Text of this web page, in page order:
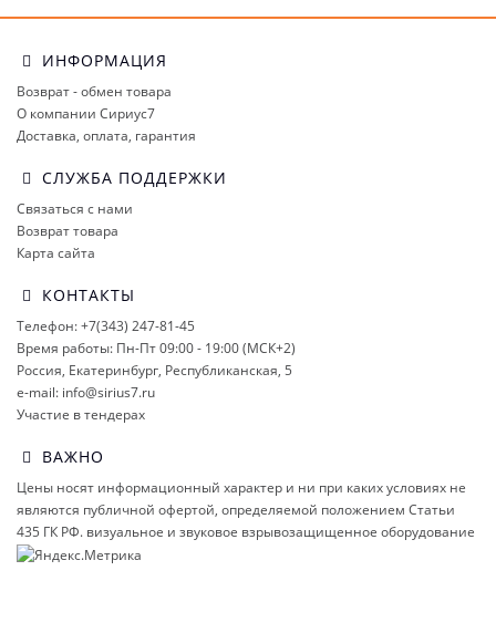
ИНФОРМАЦИЯ
Возврат - обмен товара
О компании Сириус7
Доставка, оплата, гарантия
СЛУЖБА ПОДДЕРЖКИ
Связаться с нами
Возврат товара
Карта сайта
КОНТАКТЫ
Телефон: +7(343) 247-81-45
Время работы: Пн-Пт 09:00 - 19:00 (МСК+2)
Россия, Екатеринбург, Республиканская, 5
e-mail: info@sirius7.ru
Участие в тендерах
ВАЖНО
Цены носят информационный характер и ни при каких условиях не
являются публичной офертой, определяемой положением Статьи
435 ГК РФ. визуальное и звуковое взрывозащищенное оборудование